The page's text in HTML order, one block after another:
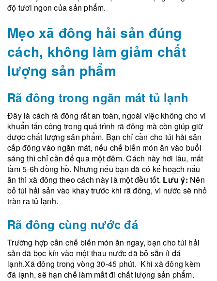
độ tươi ngon của sản phẩm.
Mẹo xã đông hải sản đúng
cách, không làm giảm chất
lượng sản phẩm
Rã đông trong ngăn mát tủ lạnh
Đây là cách rã đông rất an toàn, ngoài việc không cho vi
khuẩn tấn công trong quá trình rã đông mà còn giúp giữ
được chất lượng sản phẩm. Bạn chỉ cần cho túi hải sản
cấp đông vào ngăn mát, nếu chế biến món ăn vào buổi
sáng thì chỉ cần để qua một đêm. Cách này hơi lâu, mất
tầm 5-6h đồng hồ. Nhưng nếu bạn đã có kế hoạch nấu
ăn thì xã đông theo cách này là một đều tốt. Lưu ý: Nên
bỏ túi hải sản vào khay trước khi rã đông, vì nước sẽ nhỏ
tràn ra tủ lạnh.
Rã đông cùng nước đá
Trường hợp cần chế biến món ăn ngay, bạn cho túi hải
sản đã bọc kín vào một thau nước đã bỏ sẵn ít đá
lạnh.Xã đông trong vòng 30-45 phút. Khi xã đông kèm
đá lạnh, sẽ hạn chế làm mất đi chất lượng sản phẩm.